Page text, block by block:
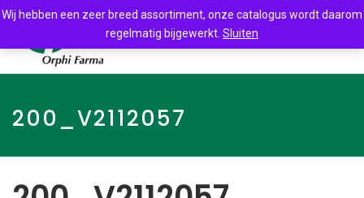
200_V2112057
Wij hebben een zeer breed assortiment, onze catalogus wordt daarom
regelmatig bijgewerkt. Sluiten